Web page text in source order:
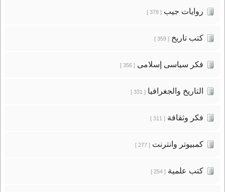
روايات جيب[ 378 ]
كتب تاريخ[ 359 ]
فكر سياسى إسلامى[ 356 ]
التاريخ والجغرافيا[ 331 ]
فكر وثقافة[ 311 ]
كمبيوتر وانترنت[ 277 ]
كتب علمية[ 254 ]